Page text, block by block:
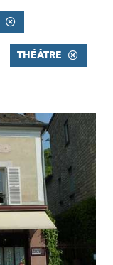
THÉÂTRE